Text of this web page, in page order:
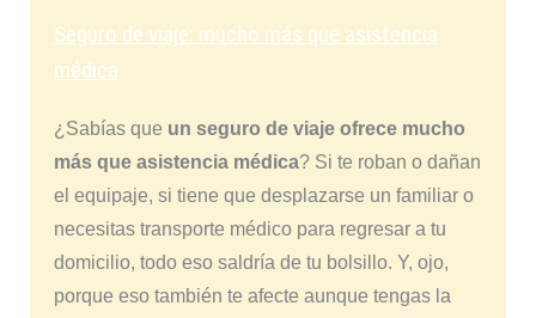
Seguro de viaje: mucho más que asistencia
médica
¿Sabías que un seguro de viaje ofrece mucho
más que asistencia médica? Si te roban o dañan
el equipaje, si tiene que desplazarse un familiar o
necesitas transporte médico para regresar a tu
domicilio, todo eso saldría de tu bolsillo. Y, ojo,
porque eso también te afecte aunque tengas la